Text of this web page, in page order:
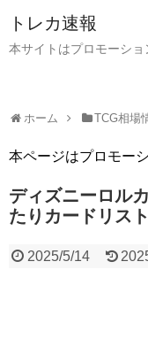
トレカ速報
本サイトはプロモーシ
ホーム TCG相場
本ページはプロモー
ディズニーロル
たりカードリス
2025/5/14